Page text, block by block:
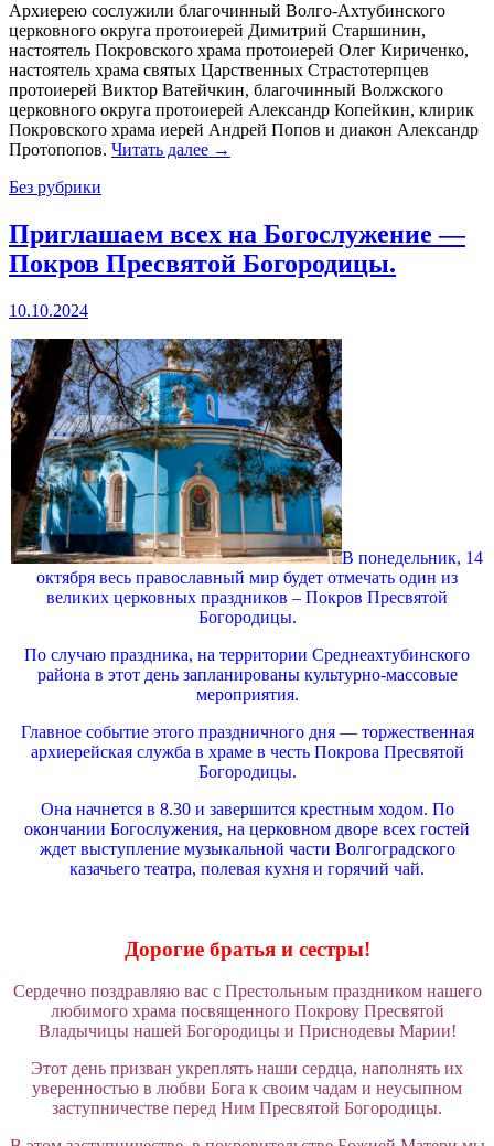
Архиерею сослужили благочинный Волго-Ахтубинского
церковного округа протоиерей Димитрий Старшинин,
настоятель Покровского храма протоиерей Олег Кириченко,
настоятель храма святых Царственных Страстотерпцев
протоиерей Виктор Ватейчкин, благочинный Волжского
церковного округа протоиерей Александр Копейкин, клирик
Покровского храма иерей Андрей Попов и диакон Александр
Протопопов. Читать далее →
Без рубрики
Приглашаем всех на Богослужение —
Покров Пресвятой Богородицы.
10.10.2024
В понедельник, 14
октября весь православный мир будет отмечать один из
великих церковных праздников – Покров Пресвятой
Богородицы.
По случаю праздника, на территории Среднеахтубинского
района в этот день запланированы культурно-массовые
мероприятия.
Главное событие этого праздничного дня — торжественная
архиерейская служба в храме в честь Покрова Пресвятой
Богородицы.
Она начнется в 8.30 и завершится крестным ходом. По
окончании Богослужения, на церковном дворе всех гостей
ждет выступление музыкальной части Волгоградского
казачьего театра, полевая кухня и горячий чай.
Дорогие братья и сестры!
Сердечно поздравляю вас с Престольным праздником нашего
любимого храма посвященного Покрову Пресвятой
Владычицы нашей Богородицы и Приснодевы Марии!
Этот день призван укреплять наши сердца, наполнять их
уверенностью в любви Бога к своим чадам и неусыпном
заступничестве перед Ним Пресвятой Богородицы.